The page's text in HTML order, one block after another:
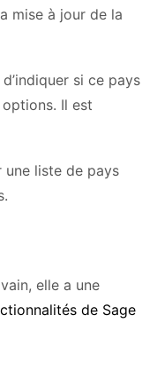
mise à jour de la
si ce pays
options. Il est
une liste de pays
elle a une
de Sage